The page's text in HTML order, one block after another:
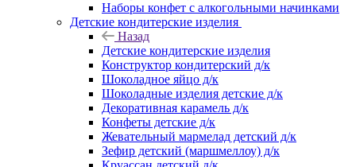
Наборы конфет с алкогольными начинками
Детские кондитерские изделия
Назад
Детские кондитерские изделия
Конструктор кондитерский д/к
Шоколадное яйцо д/к
Шоколадные изделия детские д/к
Декоративная карамель д/к
Конфеты детские д/к
Жевательный мармелад детский д/к
Зефир детский (маршмеллоу) д/к